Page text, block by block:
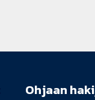
Ohjaan